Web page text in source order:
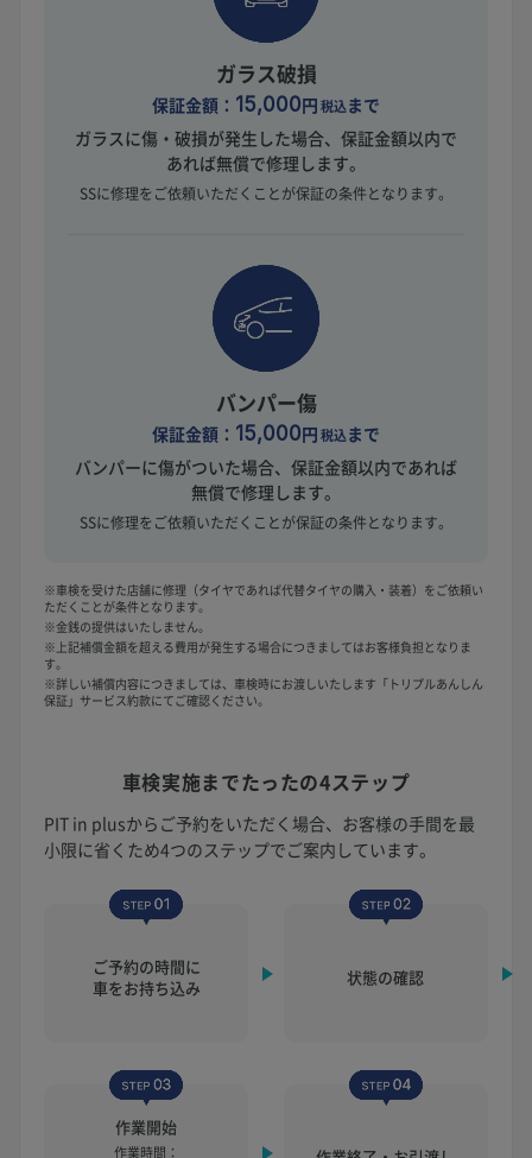
ガラス破損
保証金額： 15,000円税込まで
ガラスに傷・破損が発生した場合、保証金額以内で
あれば無償で修理します。
SSに修理をご依頼いただくことが保証の条件となります。
バンパー傷
保証金額： 15,000円税込まで
バンパーに傷がついた場合、保証金額以内であれば
無償で修理します。
SSに修理をご依頼いただくことが保証の条件となります。
※車検を受けた店舗に修理（タイヤであれば代替タイヤの購入・装着）をご依頼い
ただくことが条件となります。
※金銭の提供はいたしません。
※上記補償金額を超える費用が発生する場合につきましてはお客様負担となりま
す。
※詳しい補償内容につきましては、車検時にお渡しいたします「トリプルあんしん
保証」サービス約款にてご確認ください。
車検実施までたったの4ステップ
PIT in plusからご予約をいただく場合、お客様の手間を最
小限に省くため4つのステップでご案内しています。
ご予約の時間に
車をお持ち込み
状態の確認
作業開始
作業時間：